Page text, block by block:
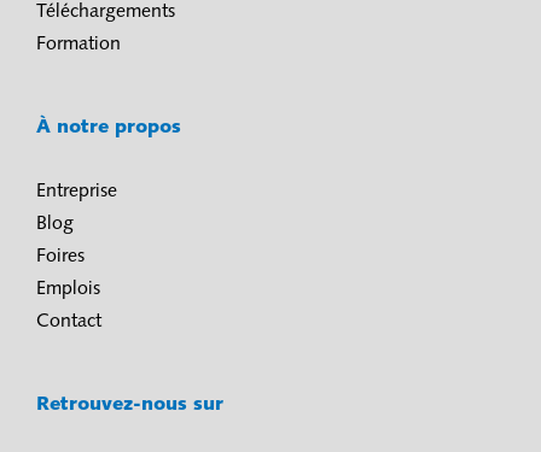
Téléchargements
Formation
À notre propos
Entreprise
Blog
Foires
Emplois
Contact
Retrouvez-nous sur